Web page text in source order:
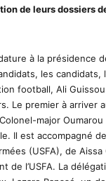
de leurs dossiers
à la présidence
les
football, Ali
Le premier à arriver
major
Il est accompagné
(USFA), de
de l’USFA. La